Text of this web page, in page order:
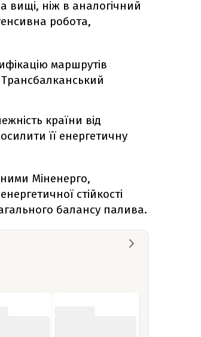
вищі, ніж в аналогічний
робота,
маршрутів
країни від
її енергетичну
Міненерго,
стійкості
балансу палива.